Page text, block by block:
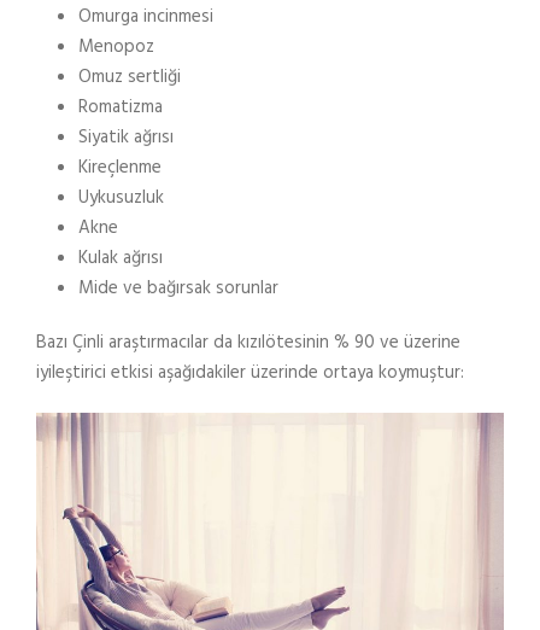
Omurga incinmesi
Menopoz
Omuz sertliği
Romatizma
Siyatik ağrısı
Kireçlenme
Uykusuzluk
Akne
Kulak ağrısı
Mide ve bağırsak sorunlar
Bazı Çinli araştırmacılar da kızılötesinin % 90 ve üzerine
iyileştirici etkisi aşağıdakiler üzerinde ortaya koymuştur: